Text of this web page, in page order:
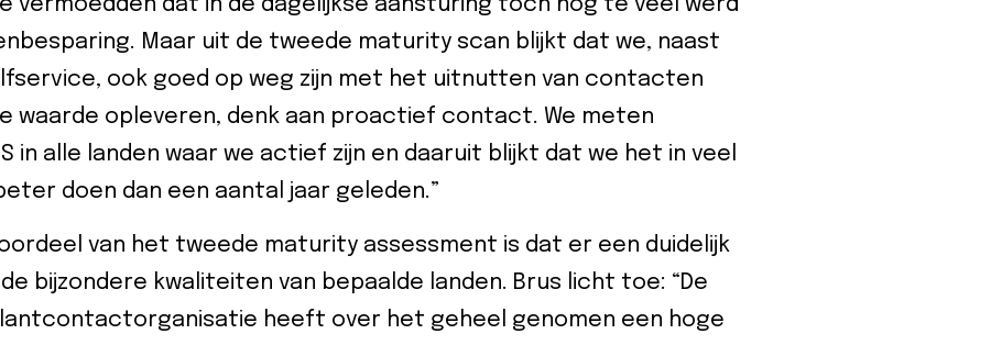
vermoedden dat in de dagelijkse aansturing toch nog te veel werd
Maar uit de tweede maturity scan blijkt dat we, naast
ook goed op weg zijn met het uitnutten van contacten
waarde opleveren, denk aan proactief contact. We meten
in alle landen waar we actief zijn en daaruit blijkt dat we het in veel
doen dan een aantal jaar geleden.”
van het tweede maturity assessment is dat er een duidelijk
bijzondere kwaliteiten van bepaalde landen. Brus licht toe: “De
heeft over het geheel genomen een hoge